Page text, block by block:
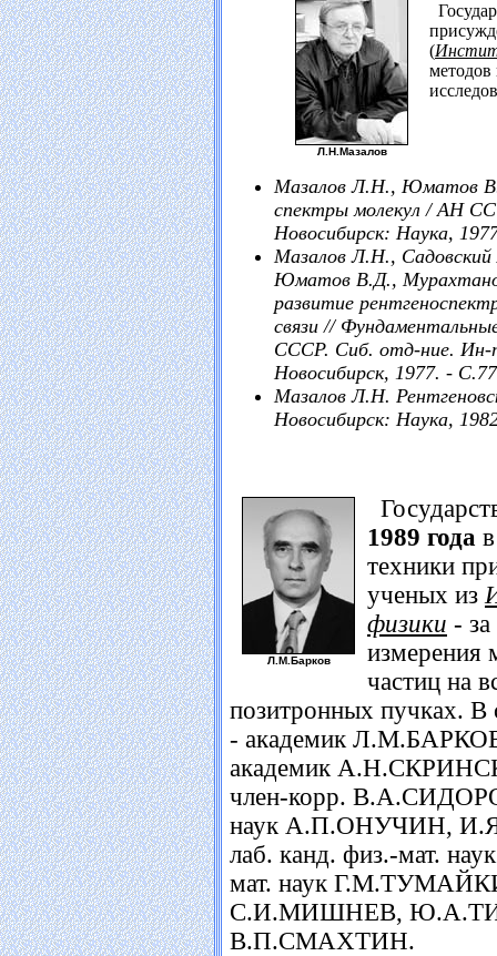
Л.Н.Мазалов
(
методов
Мазалов Л.Н., Юматов
спектры молекул / АН
Новосибирск: Наука,
Мазалов Л.Н.,
Юматов В.Д.,
развитие
связи //
СССР. Сиб. отд-ние. Ин-
Новосибирск, 1977. -
Мазалов Л.Н.
Новосибирск: Наука,
Л.М.Барков
1989 года
техники
ученых из
физики -
измерения
частиц на
позитронных пучках. В
- академик
академик
член-корр.
наук А.П.ОНУЧИН,
лаб. канд. физ.-мат.
мат. наук
С.И.МИШНЕВ,
В.П.СМАХТИН.